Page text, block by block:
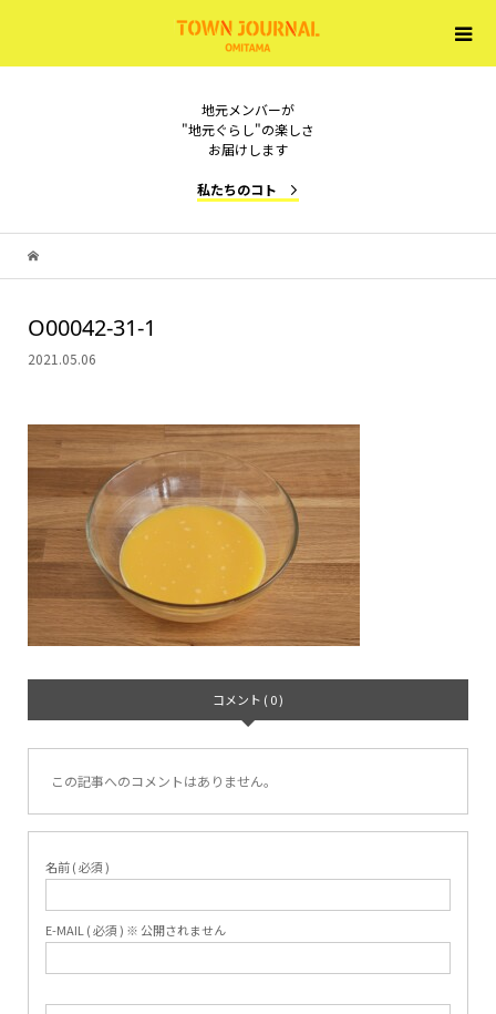
地元メンバーが
"地元ぐらし"の楽しさ
お届けします
私たちのコト
O00042-31-1
2021.05.06
コメント ( 0 )
この記事へのコメントはありません。
名前 ( 必須 )
E-MAIL ( 必須 ) ※ 公開されません